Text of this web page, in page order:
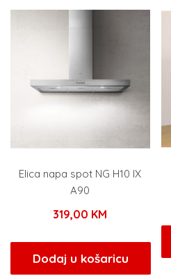
Elica napa spot NG H10 IX
A90
319,00 KM
Dodaj u košaricu